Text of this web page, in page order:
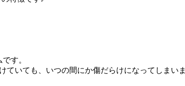
す。
いても、いつの間にか傷だらけになってしまいま